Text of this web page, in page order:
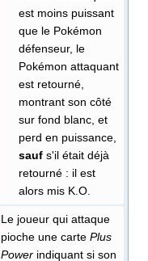
est moins puissant
que le Pokémon
défenseur, le
Pokémon attaquant
est retourné,
montrant son côté
sur fond blanc, et
perd en puissance,
sauf s'il était déjà
retourné : il est
alors mis K.O.
Le joueur qui attaque
pioche une carte Plus
Power indiquant si son